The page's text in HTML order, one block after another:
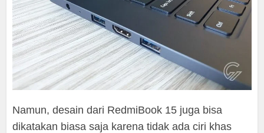
Namun, desain dari RedmiBook 15 juga bisa
dikatakan biasa saja karena tidak ada ciri khas